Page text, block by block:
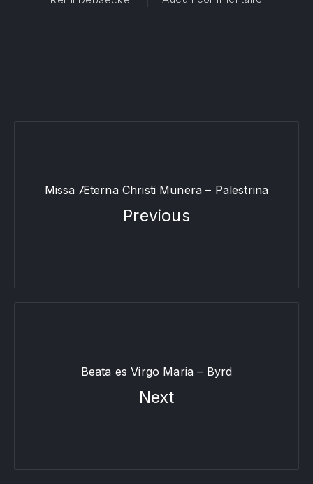
Missa Æterna Christi Munera – Palestrina
Previous
Beata es Virgo Maria – Byrd
Next